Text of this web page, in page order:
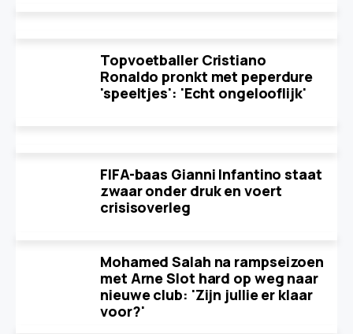
Topvoetballer Cristiano
Ronaldo pronkt met peperdure
'speeltjes': 'Echt ongelooflijk'
FIFA-baas Gianni Infantino staat
zwaar onder druk en voert
crisisoverleg
Mohamed Salah na rampseizoen
met Arne Slot hard op weg naar
nieuwe club: 'Zijn jullie er klaar
voor?'